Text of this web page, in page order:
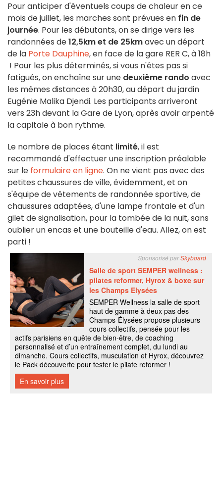
Pour anticiper d'éventuels coups de chaleur en ce
mois de juillet, les marches sont prévues en fin de
journée. Pour les débutants, on se dirige vers les
randonnées de12,5km et de 25kmavec un départ
de la Porte Dauphine, en face de la gare RER C, à 18h
! Pour les plus déterminés, si vous n'êtes pas si
fatigués, on enchaîne sur une deuxième rando avec
les mêmes distances à 20h30, au départ du jardin
Eugénie Malika Djendi. Les participants arriveront
vers 23h devant la Gare de Lyon, après avoir arpenté
la capitale à bon rythme.
Le nombre de places étant limité, il est
recommandé d'effectuer une inscription préalable
sur le formulaire en ligne. On ne vient pas avec des
petites chaussures de ville, évidemment, et on
s'équipe de vêtements de randonnée sportive, de
chaussures adaptées, d'une lampe frontale et d'un
gilet de signalisation, pour la tombée de la nuit, sans
oublier un encas et une bouteille d'eau. Allez, on est
parti !